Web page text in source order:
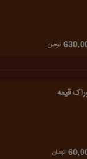
تومان
قیمه
تومان